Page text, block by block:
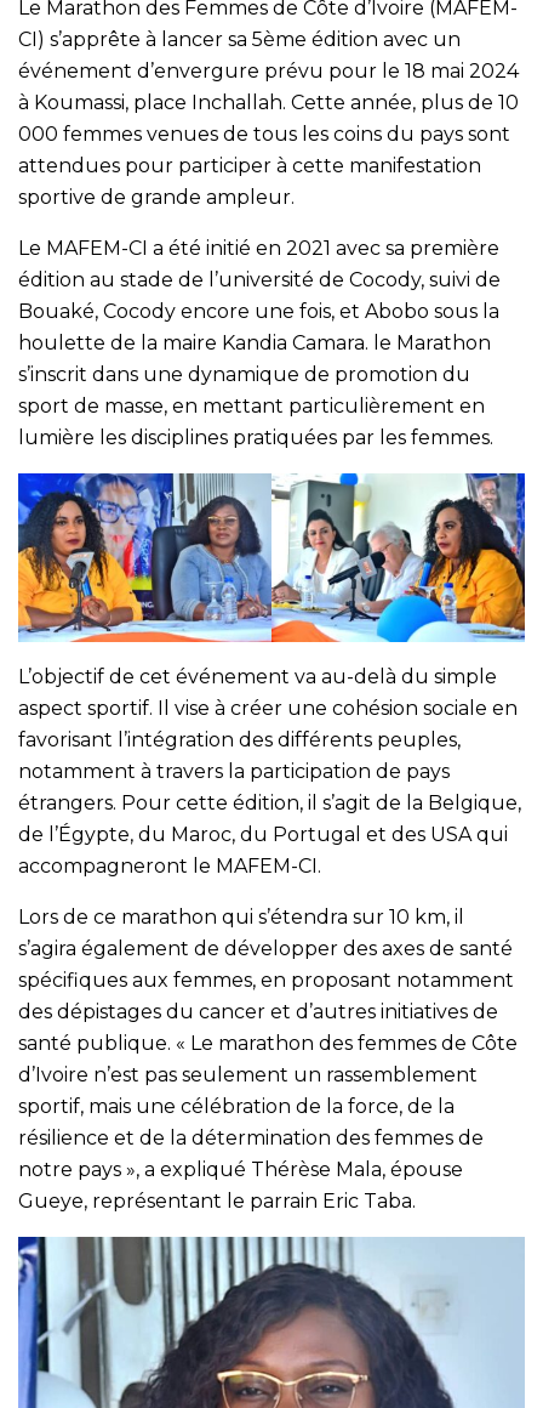
Le Marathon des Femmes de Côte d’Ivoire (MAFEM-
CI) s’apprête à lancer sa 5ème édition avec un
événement d’envergure prévu pour le 18 mai 2024
à Koumassi, place Inchallah. Cette année, plus de 10
000 femmes venues de tous les coins du pays sont
attendues pour participer à cette manifestation
sportive de grande ampleur.
Le MAFEM-CI a été initié en 2021 avec sa première
édition au stade de l’université de Cocody, suivi de
Bouaké, Cocody encore une fois, et Abobo sous la
houlette de la maire Kandia Camara. le Marathon
s’inscrit dans une dynamique de promotion du
sport de masse, en mettant particulièrement en
lumière les disciplines pratiquées par les femmes.
L’objectif de cet événement va au-delà du simple
aspect sportif. Il vise à créer une cohésion sociale en
favorisant l’intégration des différents peuples,
notamment à travers la participation de pays
étrangers. Pour cette édition, il s’agit de la Belgique,
de l’Égypte, du Maroc, du Portugal et des USA qui
accompagneront le MAFEM-CI.
Lors de ce marathon qui s’étendra sur 10 km, il
s’agira également de développer des axes de santé
spécifiques aux femmes, en proposant notamment
des dépistages du cancer et d’autres initiatives de
santé publique. « Le marathon des femmes de Côte
d’Ivoire n’est pas seulement un rassemblement
sportif, mais une célébration de la force, de la
résilience et de la détermination des femmes de
notre pays », a expliqué Thérèse Mala, épouse
Gueye, représentant le parrain Eric Taba.